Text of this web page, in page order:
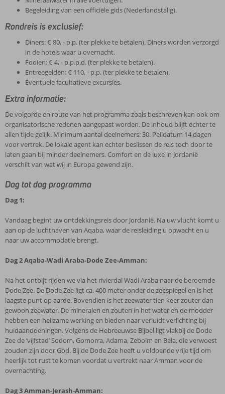
Begeleiding van een officiële gids (Nederlandstalig).
Rondreis is exclusief:
Diners: € 80, - p.p. (ter plekke te betalen). Diners worden verzorgd
in de hotels waar u overnacht.
Fooien: € 4, - p.p.p.d. (ter plekke te betalen).
Entreegelden: € 110, - p.p. (ter plekke te betalen).
Eventuele facultatieve excursies.
Extra informatie:
De volgorde en route van het programma zoals beschreven kan ook om
organisatorische redenen aangepast worden. De inhoud blijft echter te
allen tijde gelijk. Minimum aantal deelnemers: 30. Peildatum 14 dagen
voor vertrek. De lokale agent kan echter beslissen de reis toch door te
laten gaan bij minder deelnemers. Comfort en de luxe in Jordanië
verschilt van wat wij in Europa gewend zijn.
Dag tot dag programma
Dag 1:
Vandaag begint uw ontdekkingsreis door Jordanië. Na uw vlucht komt u
aan op de luchthaven van Aqaba, waar de reisleiding u opwacht en u
naar uw accommodatie brengt.
Dag 2Aqaba-Wadi Araba-Dode Zee-Amman:
Na het ontbijt rijden we via het rivierdal Wadi Araba naar de beroemde
Dode Zee. De Dode Zee ligt ca. 400 meter onder de zeespiegel en is het
laagste punt op aarde. Bovendien is het zeewater tien keer zouter dan
gewoon zeewater. De mineralen en zouten in het water en de modder
hebben een heilzame werking en bieden naar verluidt verlichting bij
huidaandoeningen. Volgens de Hebreeuwse Bijbel ligt vlakbij de Dode
Zee de ‘vijfstad’ Sodom, Gomorra, Adama, Zeboïm en Bela, die verwoest
zouden zijn door God. Bij de Dode Zee heeft u voldoende vrije tijd om
heerlijk tot rust te komen voordat u vertrekt naar Amman voor de
overnachting.
Dag 3Amman-Jerash-Amman: